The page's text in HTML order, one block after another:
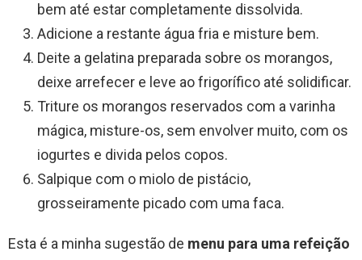
bem até estar completamente dissolvida.
Adicione a restante água fria e misture bem.
Deite a gelatina preparada sobre os morangos,
deixe arrefecer e leve ao frigorífico até solidificar.
Triture os morangos reservados com a varinha
mágica, misture-os, sem envolver muito, com os
iogurtes e divida pelos copos.
Salpique com o miolo de pistácio,
grosseiramente picado com uma faca.
Esta é a minha sugestão de menu para uma refeição